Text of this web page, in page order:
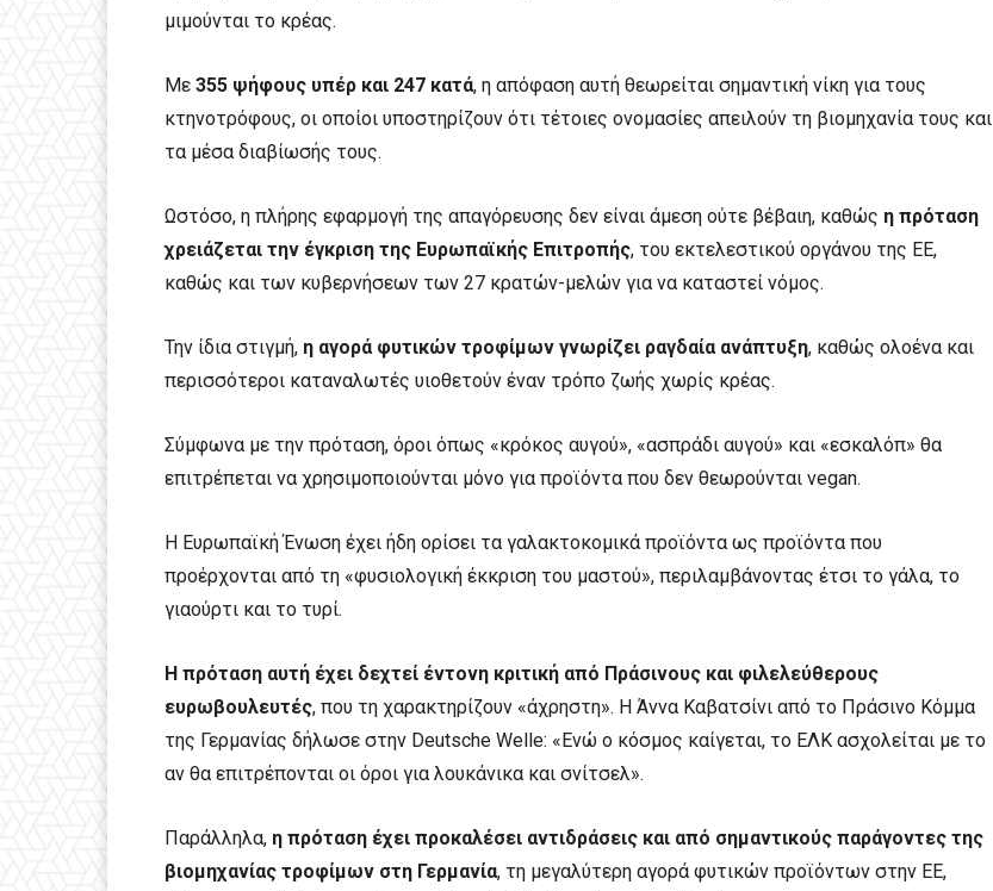
μιμούνται το κρέας.
Με 355 ψήφους υπέρ και 247 κατά, η απόφαση αυτή θεωρείται σημαντική νίκη για τους
κτηνοτρόφους, οι οποίοι υποστηρίζουν ότι τέτοιες ονομασίες απειλούν τη βιομηχανία τους και
τα μέσα διαβίωσής τους.
Ωστόσο, η πλήρης εφαρμογή της απαγόρευσης δεν είναι άμεση ούτε βέβαιη, καθώς η πρόταση
χρειάζεται την έγκριση της Ευρωπαϊκής Επιτροπής, του εκτελεστικού οργάνου της ΕΕ,
καθώς και των κυβερνήσεων των 27 κρατών-μελών για να καταστεί νόμος.
Την ίδια στιγμή, η αγορά φυτικών τροφίμων γνωρίζει ραγδαία ανάπτυξη, καθώς ολοένα και
περισσότεροι καταναλωτές υιοθετούν έναν τρόπο ζωής χωρίς κρέας.
Σύμφωνα με την πρόταση, όροι όπως «κρόκος αυγού», «ασπράδι αυγού» και «εσκαλόπ» θα
επιτρέπεται να χρησιμοποιούνται μόνο για προϊόντα που δεν θεωρούνται vegan.
Η Ευρωπαϊκή Ένωση έχει ήδη ορίσει τα γαλακτοκομικά προϊόντα ως προϊόντα που
προέρχονται από τη «φυσιολογική έκκριση του μαστού», περιλαμβάνοντας έτσι το γάλα, το
γιαούρτι και το τυρί.
Η πρόταση αυτή έχει δεχτεί έντονη κριτική από Πράσινους και φιλελεύθερους
ευρωβουλευτές, που τη χαρακτηρίζουν «άχρηστη». Η Άννα Καβατσίνι από το Πράσινο Κόμμα
της Γερμανίας δήλωσε στην Deutsche Welle: «Ενώ ο κόσμος καίγεται, το ΕΛΚ ασχολείται με το
αν θα επιτρέπονται οι όροι για λουκάνικα και σνίτσελ».
Παράλληλα, η πρόταση έχει προκαλέσει αντιδράσεις και από σημαντικούς παράγοντες της
βιομηχανίας τροφίμων στη Γερμανία, τη μεγαλύτερη αγορά φυτικών προϊόντων στην ΕΕ,